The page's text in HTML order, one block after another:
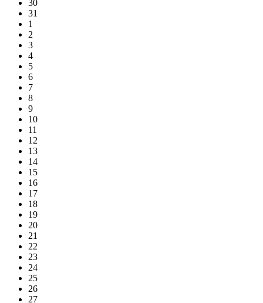
30
31
1
2
3
4
5
6
7
8
9
10
11
12
13
14
15
16
17
18
19
20
21
22
23
24
25
26
27